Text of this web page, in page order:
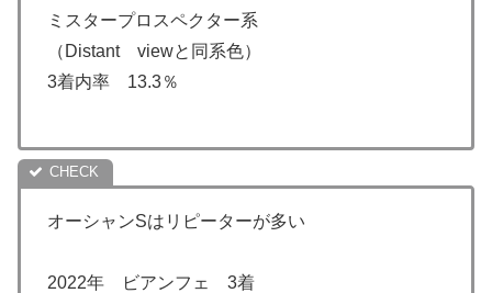
ミスタープロスペクター系
（Distant viewと同系色）
3着内率 13.3％
オーシャンSはリピーターが多い
2022年 ビアンフェ 3着